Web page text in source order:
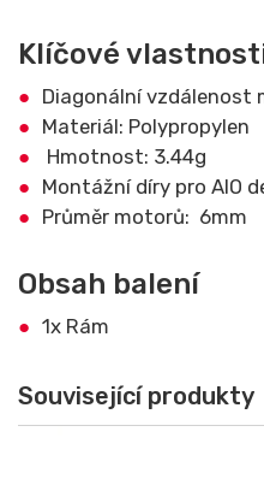
Klíčové
Diagonální vzdálenost
Materiál: Polypropylen
Hmotnost: 3.44g
Montážní díry pro AIO
Průměr motorů: 6mm
Obsah balení
1x Rám
Související produkty